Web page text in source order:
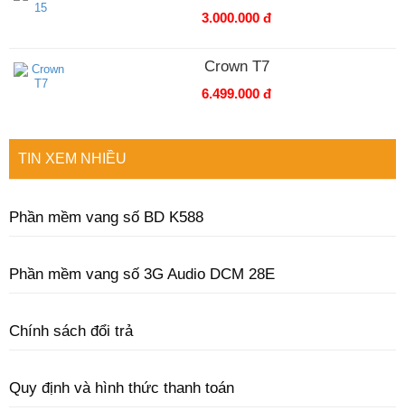
3.000.000 đ
Crown T7
6.499.000 đ
TIN XEM NHIỀU
Phần mềm vang số BD K588
Phần mềm vang số 3G Audio DCM 28E
Chính sách đổi trả
Quy định và hình thức thanh toán